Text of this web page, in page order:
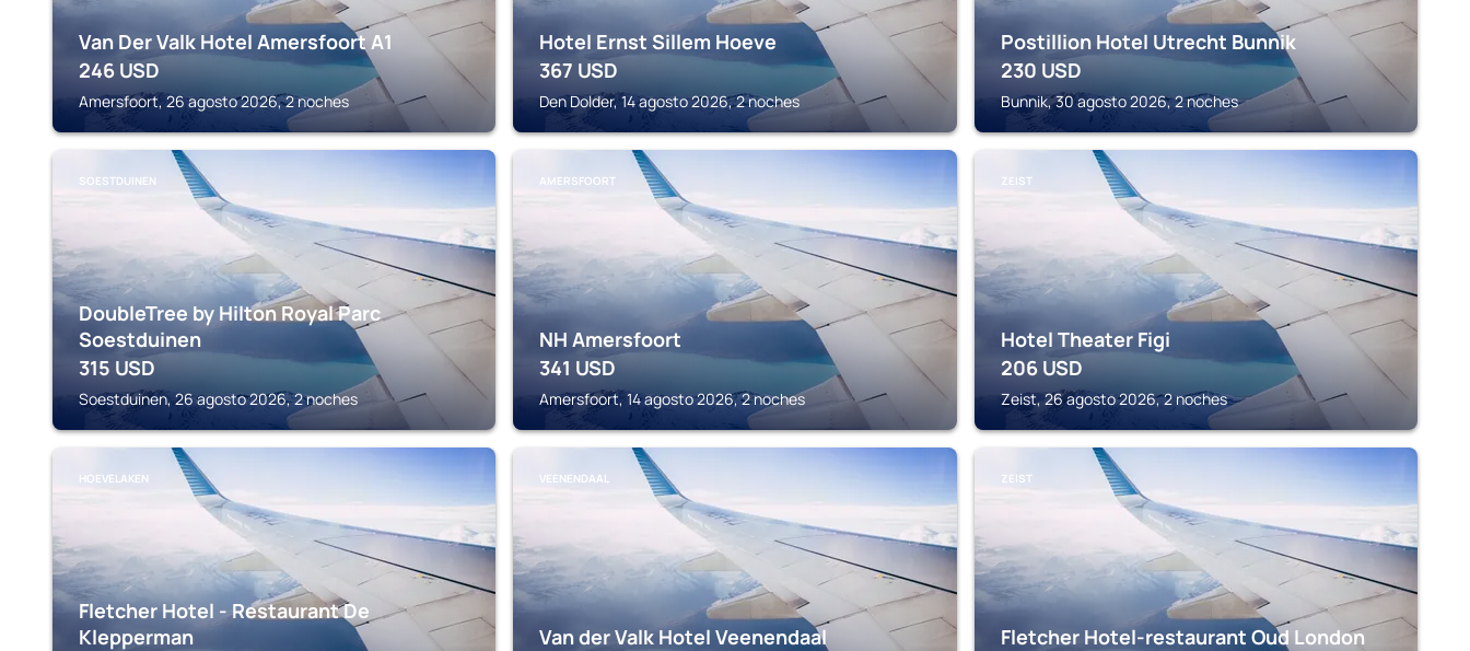
Van Der Valk Hotel Amersfoort A1
246 USD
Amersfoort, 26 agosto 2026, 2 noches
Hotel Ernst Sillem Hoeve
367 USD
Den Dolder, 14 agosto 2026, 2 noches
Postillion Hotel Utrecht Bunnik
230 USD
Bunnik, 30 agosto 2026, 2 noches
SOESTDUINEN
DoubleTree by Hilton Royal Parc
Soestduinen
315 USD
Soestduinen, 26 agosto 2026, 2 noches
AMERSFOORT
NH Amersfoort
341 USD
Amersfoort, 14 agosto 2026, 2 noches
ZEIST
Hotel Theater Figi
206 USD
Zeist, 26 agosto 2026, 2 noches
HOEVELAKEN
Fletcher Hotel - Restaurant De
Klepperman
VEENENDAAL
Van der Valk Hotel Veenendaal
ZEIST
Fletcher Hotel-restaurant Oud London